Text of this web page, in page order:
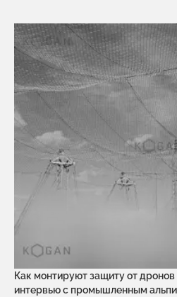
Как монтируют защиту от
интервью с промышленным